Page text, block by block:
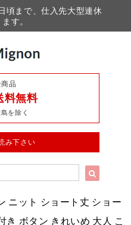
頃まで、仕入先大型連休
す。
品
料無料
を除く
み下さい
ニット ショート丈 ショー
き ボタン きれいめ 大人 こ